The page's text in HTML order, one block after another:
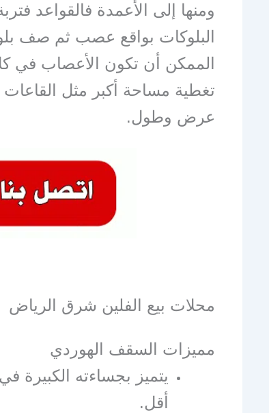
ومنها إلى الأعمدة فالقواعد
البلوكات بواقع عصب ثم صف
الممكن أن تكون الأعصاب في
عرض وطول.
محلات بيع الفلين شرق الرياض
مميزات السقف الهوردي
يتميز بجساءته الكبيرة
أقل.